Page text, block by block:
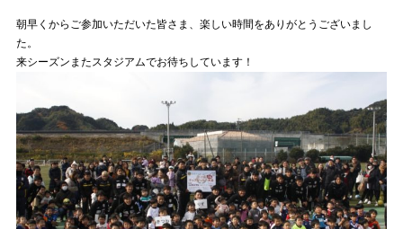
朝早くからご参加いただいた皆さま、楽しい時間をありがとうございまし
た。
来シーズンまたスタジアムでお待ちしています！